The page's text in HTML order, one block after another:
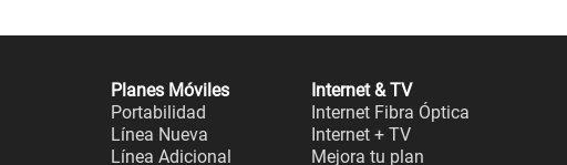
Planes Móviles
Portabilidad
Línea Nueva
Línea Adicional
Internet & TV
Internet Fibra Óptica
Internet + TV
Mejora tu plan